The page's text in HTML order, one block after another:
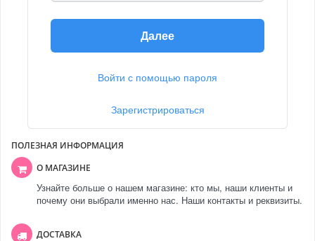
Далее
Войти с помощью пароля
Зарегистрироваться
ПОЛЕЗНАЯ ИНФОРМАЦИЯ
О МАГАЗИНЕ
Узнайте больше о нашем магазине: кто мы, наши клиенты и
почему они выбрали именно нас. Наши контакты и реквизиты.
ДОСТАВКА